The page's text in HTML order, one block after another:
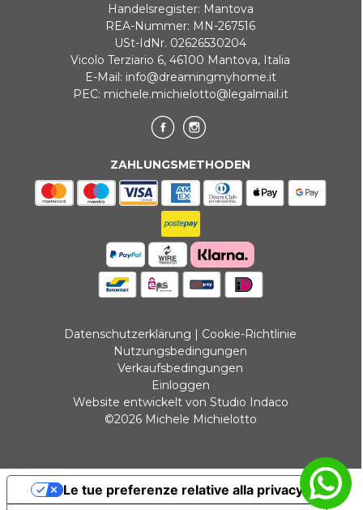
Handelsregister: Mantova
REA-Nummer: MN-267516
USt-IdNr. 02626530204
Vicolo Terziario 6, 46100 Mantova, Italia
E-Mail: info@dreamingmyhome.it
PEC: michele.michielotto@legalmail.it
ZAHLUNGSMETHODEN
Datenschutzerklärung | Cookie-Richtlinie
Nutzungsbedingungen
Verkaufsbedingungen
Einloggen
Website entwickelt von Studio Indaco
©2026 Michele Michielotto
Le tue preferenze relative alla privacy